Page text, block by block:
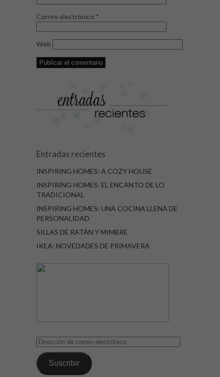
Correo electrónico *
Web
Entradas recientes
INSPIRING HOMES: A COZY HOUSE
INSPIRING HOMES: EL ENCANTO DE LO
TRADICIONAL
INSPIRING HOMES: UNA COCINA LLENA DE
PERSONALIDAD
SILLAS DE RATÁN Y MIMBRE
IKEA: NOVEDADES DE PRIMAVERA
Dirección
correo
electrónico
Suscribir